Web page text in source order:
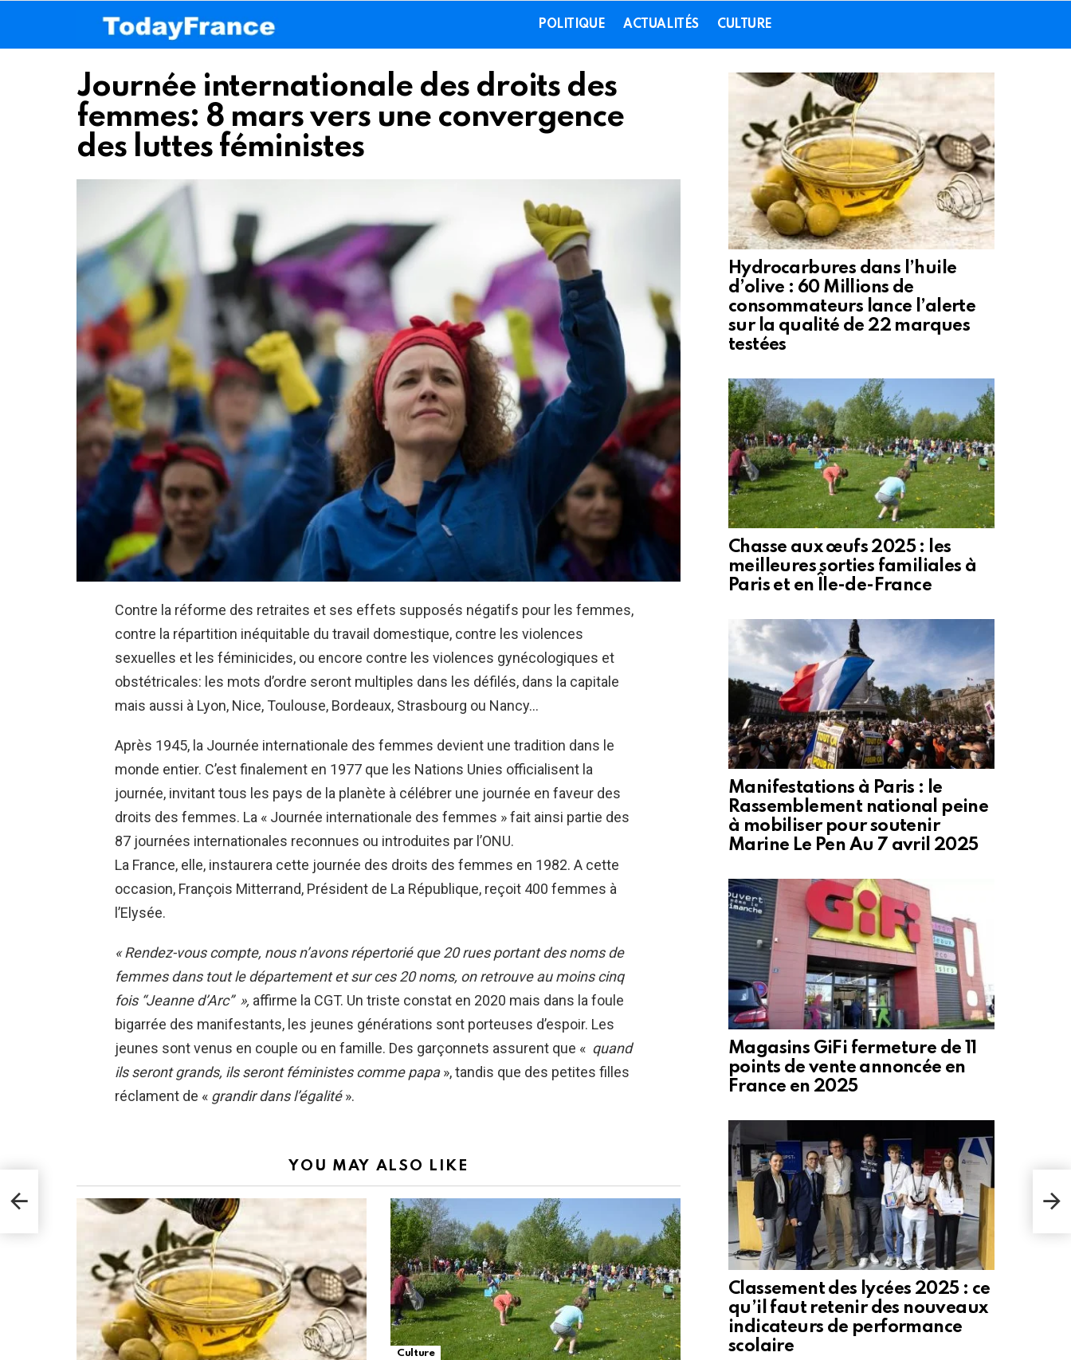
POLITIQUE ACTUALITÉS CULTURE
Journée internationale des droits des
femmes: 8 mars vers une convergence
des luttes féministes
Contre la réforme des retraites et ses effets supposés négatifs pour les femmes,
contre la répartition inéquitable du travail domestique, contre les violences
sexuelles et les féminicides, ou encore contre les violences gynécologiques et
obstétricales: les mots d’ordre seront multiples dans les défilés, dans la capitale
mais aussi à Lyon, Nice, Toulouse, Bordeaux, Strasbourg ou Nancy…
Après 1945, la Journée internationale des femmes devient une tradition dans le
monde entier. C’est finalement en 1977 que les Nations Unies officialisent la
journée, invitant tous les pays de la planète à célébrer une journée en faveur des
droits des femmes. La « Journée internationale des femmes » fait ainsi partie des
87 journées internationales reconnues ou introduites par l’ONU.
La France, elle, instaurera cette journée des droits des femmes en 1982. A cette
occasion, François Mitterrand, Président de La République, reçoit 400 femmes à
l’Elysée.
« Rendez-vous compte, nous n’avons répertorié que 20 rues portant des noms de
femmes dans tout le département et sur ces 20 noms, on retrouve au moins cinq
fois “Jeanne d’Arc” », affirme la CGT. Un triste constat en 2020 mais dans la foule
bigarrée des manifestants, les jeunes générations sont porteuses d’espoir. Les
jeunes sont venus en couple ou en famille. Des garçonnets assurent que « quand
ils seront grands, ils seront féministes comme papa», tandis que des petites filles
réclament de « grandir dans l’égalité».
YOU MAY ALSO LIKE
Culture
Hydrocarbures dans l’huile
d’olive : 60 Millions de
consommateurs lance l’alerte
sur la qualité de 22 marques
testées
Chasse aux œufs 2025 : les
meilleures sorties familiales à
Paris et en Île-de-France
Manifestations à Paris : le
Rassemblement national peine
à mobiliser pour soutenir
Marine Le Pen Au 7 avril 2025
Magasins GiFi fermeture de 11
points de vente annoncée en
France en 2025
Classement des lycées 2025 : ce
qu’il faut retenir des nouveaux
indicateurs de performance
scolaire